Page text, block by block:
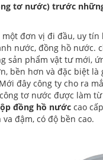
tơ nước) trước
một đơn vị đi đầu, uy
nước, đồng hồ nước.
sản phẩm vật tư mới,
bền hơn và đặc biệt là
đây công ty cho ra
tơ nước được làm
đồng hồ nước cao
đậm, có độ bền cao.